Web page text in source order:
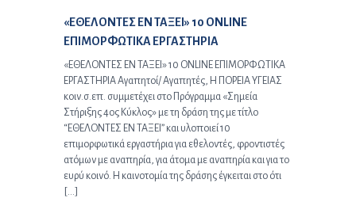
Επόμενο άρθρο:
«ΕΘΕΛΟΝΤΕΣ ΕΝ ΤΑΞΕΙ» 10 ONLINE
ΕΠΙΜΟΡΦΩΤΙΚΑ ΕΡΓΑΣΤΗΡΙΑ
«ΕΘΕΛΟΝΤΕΣ ΕΝ ΤΑΞΕΙ» 10 ONLINE ΕΠΙΜΟΡΦΩΤΙΚΑ
ΕΡΓΑΣΤΗΡΙΑ Αγαπητοί/ Αγαπητές, Η ΠΟΡΕΙΑ ΥΓΕΙΑΣ
κοιν.σ.επ. συμμετέχει στο Πρόγραμμα «Σημεία
Στήριξης 4ος Κύκλος» με τη δράση της με τίτλο
“ΕΘΕΛΟΝΤΕΣ ΕΝ ΤΑΞΕΙ” και υλοποιεί 10
επιμορφωτικά εργαστήρια για εθελοντές, φροντιστές
ατόμων με αναπηρία, για άτομα με αναπηρία και για το
ευρύ κοινό. Η καινοτομία της δράσης έγκειται στο ότι
[…]